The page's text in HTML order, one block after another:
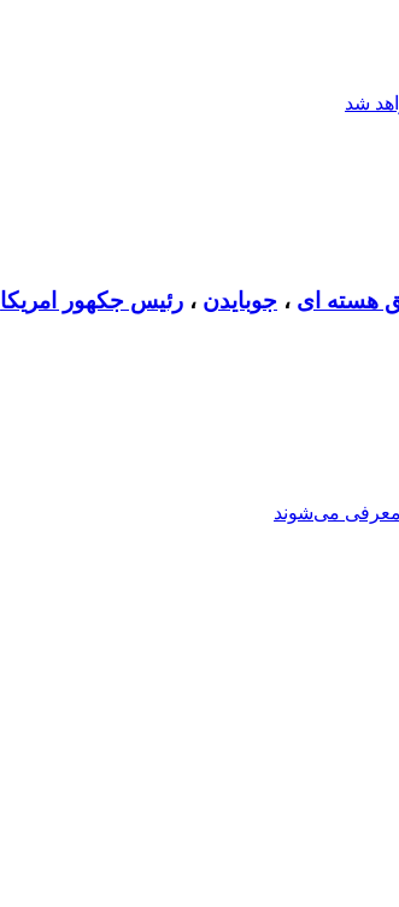
شد
هسته ای ، جوبایدن ، رئیس جکهور امریکا
معرفی می‌شوند